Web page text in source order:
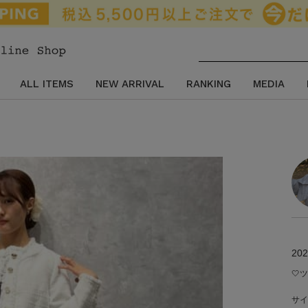
ALL ITEMS NEW ARRIVAL RANKING MEDIA
🤍
サ